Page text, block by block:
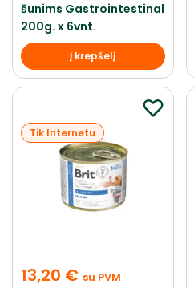
šunims Gastrointestinal
200g. x 6vnt.
Į krepšelį
13,20 € su PVM
Tik Internetu